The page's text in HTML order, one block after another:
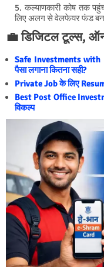
कल्याणकारी कोष तक
लिए अलग से वेलफेयर फंड
💼 डिजिटल टूल्स,
Safe Investments
पैसा लगाना कितना सही?
Private Job के लिए
Best Post Office
विकल्प